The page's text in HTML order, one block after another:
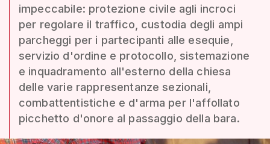
impeccabile: protezione civile agli incroci
per regolare il traffico, custodia degli ampi
parcheggi per i partecipanti alle esequie,
servizio d'ordine e protocollo, sistemazione
e inquadramento all'esterno della chiesa
delle varie rappresentanze sezionali,
combattentistiche e d'arma per l'affollato
picchetto d'onore al passaggio della bara.